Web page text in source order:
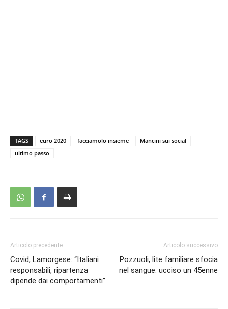
TAGS euro 2020 facciamolo insieme
Mancini sui social
ultimo passo
Articolo precedente
Covid, Lamorgese: “Italiani
responsabili, ripartenza
dipende dai comportamenti”
Articolo successivo
Pozzuoli, lite familiare sfocia
nel sangue: ucciso un 45enne